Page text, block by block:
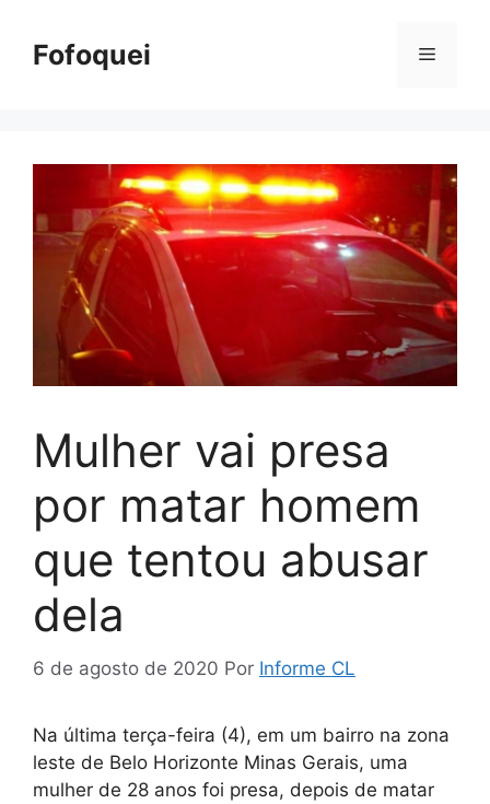
paraFofoquei Menu
Mulher vai presa
por matar homem
que tentou abusar
dela
6 de agosto de 2020 Por Informe CL
Na última terça-feira (4), em um bairro na zona
leste de Belo Horizonte Minas Gerais, uma
mulher de 28 anos foi presa, depois de matar